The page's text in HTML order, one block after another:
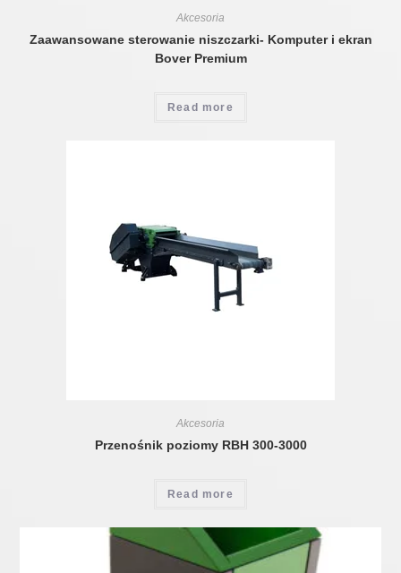
Akcesoria
Zaawansowane sterowanie niszczarki- Komputer i ekran
Bover Premium
Read more
Akcesoria
Przenośnik poziomy RBH 300-3000
Read more